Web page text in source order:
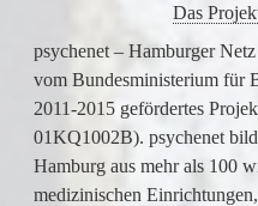
Das
psychenet – Hamburger
vom Bundesministerium für
2011-2015 gefördertes
01KQ1002B). psychenet
Hamburg aus mehr als 100
medizinischen